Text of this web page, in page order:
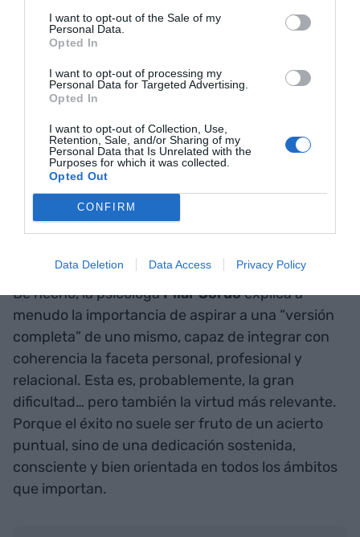
I want to opt-out of the Sale of my
Personal Data.
Opted In
I want to opt-out of processing my
Personal Data for Targeted Advertising.
Opted In
I want to opt-out of Collection, Use,
Retention, Sale, and/or Sharing of my
Personal Data that Is Unrelated with the
Purposes for which it was collected.
Opted Out
CONFIRM
Data Deletion Data Access Privacy Policy
No descubriremos nada nuevo si decimos que, a
igualdad de condiciones, el deportista que más
entrena es quien obtiene mejores resultados, el
profesional que más se implica es quien progresa
integran la cultura del esfuerzo son las que
disponen de una ventaja competitiva difícilmente
igualable.
manera equilibrada a todas las esferas de la vida.
De hecho, la psicólogaPilar Sordoexplica a
menudo la importancia de aspirar a una “versión
completa” de uno mismo, capaz de integrar con
coherencia la faceta personal, profesional y
relacional. Esta es, probablemente, la gran
dificultad… pero también la virtud más relevante.
Porque el éxito no suele ser fruto de un acierto
puntual, sino de una dedicación sostenida,
consciente y bien orientada en todos los ámbitos
que importan.